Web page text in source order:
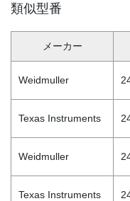
類似型番
メーカー
Weidmuller
Texas Instruments
Weidmuller
Texas Instruments